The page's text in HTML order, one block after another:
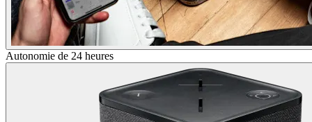
Autonomie de 24 heures